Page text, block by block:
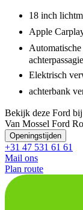
18 inch
Apple
Elektrisch
achterbank
Bekijk deze Ford bij
Van Mossel Ford
Openingstijden
+31 47 531 61 61
Mail ons
Plan route